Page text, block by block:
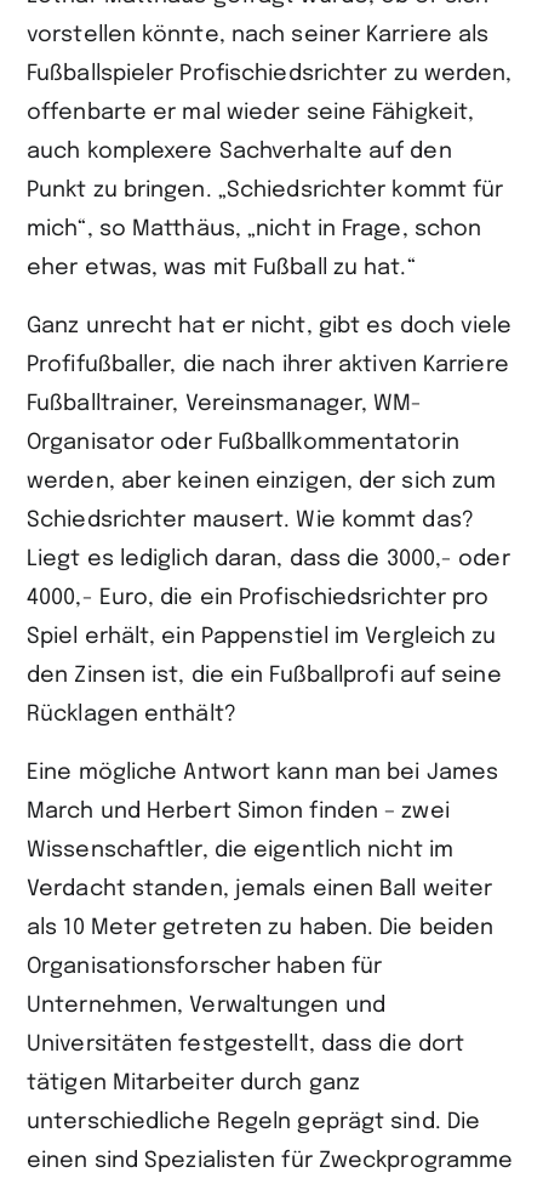
teilen
vorstellen könnte, nach seiner Karriere als
Fußballspieler Profischiedsrichter zu werden,
offenbarte er mal wieder seine Fähigkeit,
auch komplexere Sachverhalte auf den
Punkt zu bringen. „Schiedsrichter kommt für
mich“, so Matthäus, „nicht in Frage, schon
eher etwas, was mit Fußball zu hat.“
Ganz unrecht hat er nicht, gibt es doch viele
Profifußballer, die nach ihrer aktiven Karriere
Fußballtrainer, Vereinsmanager, WM-
Organisator oder Fußballkommentatorin
werden, aber keinen einzigen, der sich zum
Schiedsrichter mausert. Wie kommt das?
Liegt es lediglich daran, dass die 3000,- oder
4000,- Euro, die ein Profischiedsrichter pro
Spiel erhält, ein Pappenstiel im Vergleich zu
den Zinsen ist, die ein Fußballprofi auf seine
Rücklagen enthält?
Eine mögliche Antwort kann man bei James
March und Herbert Simon finden – zwei
Wissenschaftler, die eigentlich nicht im
Verdacht standen, jemals einen Ball weiter
als 10 Meter getreten zu haben. Die beiden
Organisationsforscher haben für
Unternehmen, Verwaltungen und
Universitäten festgestellt, dass die dort
tätigen Mitarbeiter durch ganz
unterschiedliche Regeln geprägt sind. Die
einen sind Spezialisten für Zweckprogramme